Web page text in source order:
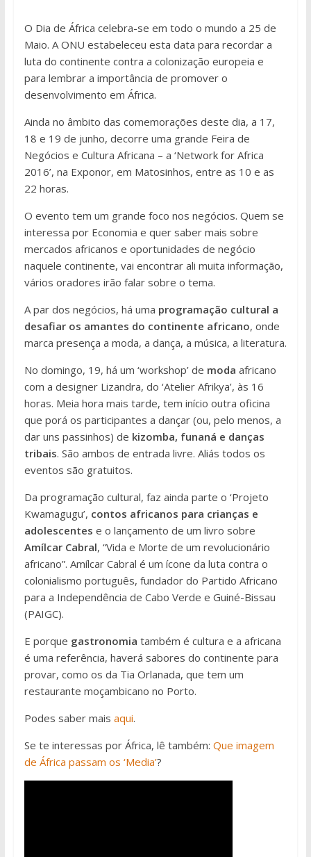
O Dia de África celebra-se em todo o mundo a 25 de
Maio. A ONU estabeleceu esta data para recordar a
luta do continente contra a colonização europeia e
para lembrar a importância de promover o
desenvolvimento em África.
Ainda no âmbito das comemorações deste dia, a 17,
18 e 19 de junho, decorre uma grande Feira de
Negócios e Cultura Africana – a ‘Network for Africa
2016’, na Exponor, em Matosinhos, entre as 10 e as
22 horas.
O evento tem um grande foco nos negócios. Quem se
interessa por Economia e quer saber mais sobre
mercados africanos e oportunidades de negócio
naquele continente, vai encontrar ali muita informação,
vários oradores irão falar sobre o tema.
A par dos negócios, há uma programação cultural a
desafiar os amantes do continente africano, onde
marca presença a moda, a dança, a música, a literatura.
No domingo, 19, há um ‘workshop’ de moda africano
com a designer Lizandra, do ‘Atelier Afrikya’, às 16
horas. Meia hora mais tarde, tem início outra oficina
que porá os participantes a dançar (ou, pelo menos, a
dar uns passinhos) de kizomba, funaná e danças
tribais. São ambos de entrada livre. Aliás todos os
eventos são gratuitos.
Da programação cultural, faz ainda parte o ‘Projeto
Kwamagugu’, contos africanos para crianças e
adolescentes e o lançamento de um livro sobre
Amílcar Cabral, “Vida e Morte de um revolucionário
africano”. Amílcar Cabral é um ícone da luta contra o
colonialismo português, fundador do Partido Africano
para a Independência de Cabo Verde e Guiné-Bissau
(PAIGC).
E porque gastronomia também é cultura e a africana
é uma referência, haverá sabores do continente para
provar, como os da Tia Orlanada, que tem um
restaurante moçambicano no Porto.
Podes saber mais aqui.
Se te interessas por África, lê também: Que imagem
de África passam os ‘Media’?